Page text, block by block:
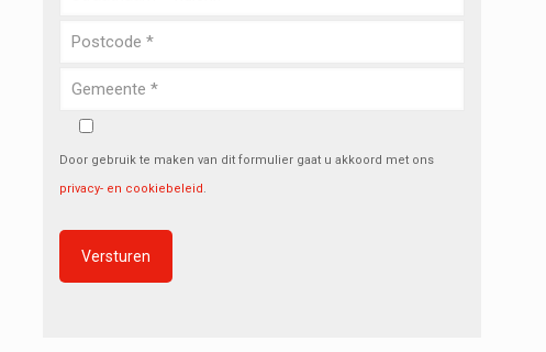
Door gebruik te maken van dit formulier gaat u akkoord met ons
privacy- en cookiebeleid